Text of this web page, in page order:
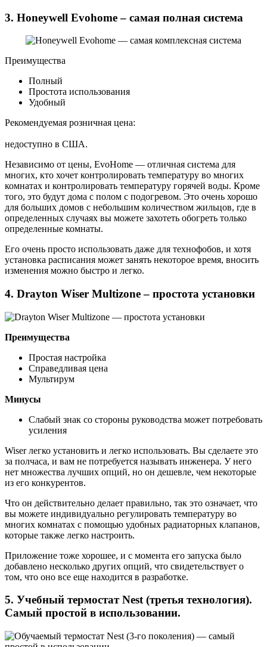
3. Honeywell Evohome – самая полная система
Преимущества
Полный
Простота использования
Удобный
Рекомендуемая розничная цена:
недоступно в США.
Независимо от цены, EvoHome — отличная система для
многих, кто хочет контролировать температуру во многих
комнатах и ​​контролировать температуру горячей воды. Кроме
того, это будут дома с полом с подогревом. Это очень хорошо
для больших домов с небольшим количеством жильцов, где в
определенных случаях вы можете захотеть обогреть только
определенные комнаты.
Его очень просто использовать даже для технофобов, и хотя
установка расписания может занять некоторое время, вносить
изменения можно быстро и легко.
4. Drayton Wiser Multizone – простота установки
Преимущества
Простая настройка
Справедливая цена
Мультирум
Минусы
Слабый знак со стороны руководства может потребовать
усиления
Wiser легко установить и легко использовать. Вы сделаете это
за полчаса, и вам не потребуется называть инженера. У него
нет множества лучших опций, но он дешевле, чем некоторые
из его конкурентов.
Что он действительно делает правильно, так это означает, что
вы можете индивидуально регулировать температуру во
многих комнатах с помощью удобных радиаторных клапанов,
которые также легко настроить.
Приложение тоже хорошее, и с момента его запуска было
добавлено несколько других опций, что свидетельствует о
том, что оно все еще находится в разработке.
5. Учебный термостат Nest (третья технология).
Самый простой в использовании.